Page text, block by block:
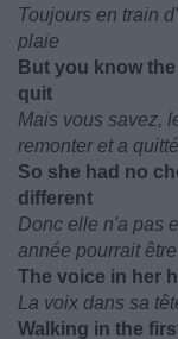
Toujours en train
plaie
But you know
quit
Mais vous savez,
remonter et a quitté
So she had no
different
Donc elle n'a pas
année pourrait
The voice in her
La voix dans sa
Walking in the